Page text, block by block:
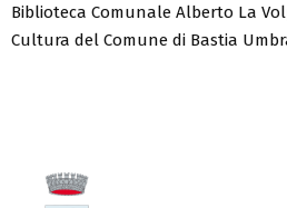
Biblioteca Comunale Alberto La
Cultura del Comune di Bastia